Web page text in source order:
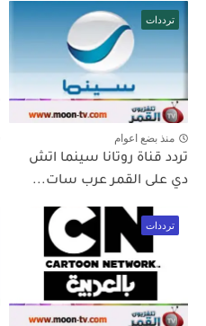
ترددات
منذ بضع اعوام
تردد قناة روتانا سينما اتش
دي على القمر عرب سات...
ترددات